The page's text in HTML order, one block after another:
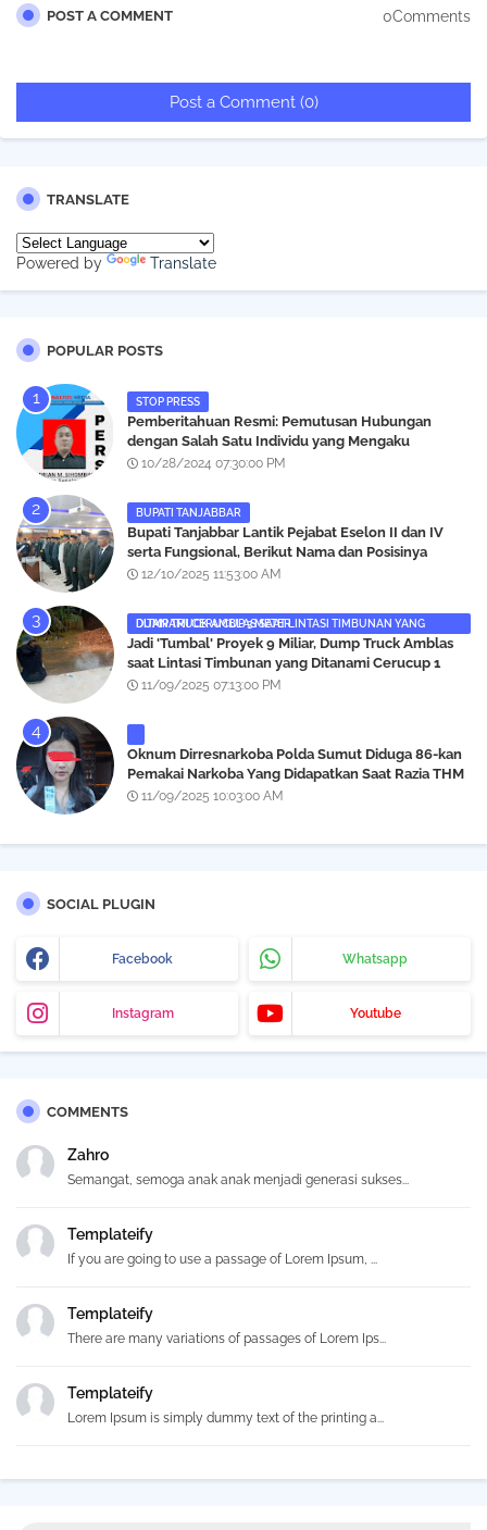
POST A COMMENT 0Comments
Post a Comment (0)
TRANSLATE
Powered by Translate
POPULAR POSTS
STOP PRESS
Pemberitahuan Resmi: Pemutusan Hubungan
dengan Salah Satu Individu yang Mengaku
Wartawan Analisismedia.com
10/28/2024 07:30:00 PM
BUPATI TANJABBAR
‎Bupati Tanjabbar Lantik Pejabat Eselon II dan IV
serta Fungsional, Berikut Nama dan Posisinya
12/10/2025 11:53:00 AM
DUMP TRUCK AMBLAS SAAT LINTASI TIMBUNAN YANG DITANAMI CERUCUP 3 METER
‎Jadi 'Tumbal' Proyek 9 Miliar, Dump Truck Amblas
saat Lintasi Timbunan yang Ditanami Cerucup 1
Meter
11/09/2025 07:13:00 PM
Oknum Dirresnarkoba Polda Sumut Diduga 86-kan
Pemakai Narkoba Yang Didapatkan Saat Razia THM
Black Owl, Propam Diminta Bertindak
11/09/2025 10:03:00 AM
SOCIAL PLUGIN
Facebook Whatsapp
Instagram Youtube
COMMENTS
Zahro
Semangat, semoga anak anak menjadi generasi sukses...
Templateify
If you are going to use a passage of Lorem Ipsum, ...
Templateify
There are many variations of passages of Lorem Ips...
Templateify
Lorem Ipsum is simply dummy text of the printing a...